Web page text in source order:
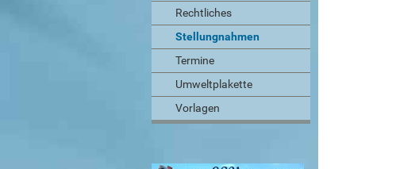
Rechtliches
Stellungnahmen
Termine
Umweltplakette
Vorlagen